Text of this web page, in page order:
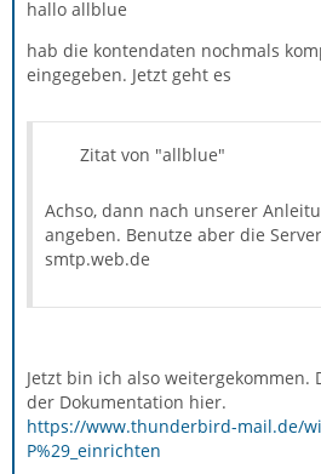
hallo allblue
hab die kontendaten nochmals
eingegeben. Jetzt geht es
Zitat von "allblue"
Achso, dann nach unserer
angeben. Benutze aber die
smtp.web.de
Jetzt bin ich also weitergekommen.
der Dokumentation hier.
https://www.thunderbird-mail.de/
P%29_einrichten